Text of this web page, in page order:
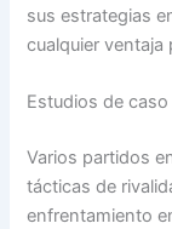
sus estrategias
cualquier ventaja
Estudios de
Varios partidos
tácticas de
enfrentamiento